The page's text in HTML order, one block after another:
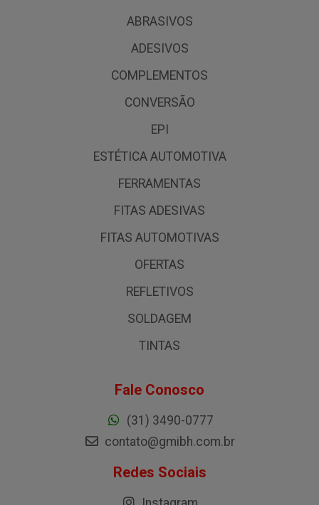
ABRASIVOS
ADESIVOS
COMPLEMENTOS
CONVERSÃO
EPI
ESTÉTICA AUTOMOTIVA
FERRAMENTAS
FITAS ADESIVAS
FITAS AUTOMOTIVAS
OFERTAS
REFLETIVOS
SOLDAGEM
TINTAS
Fale Conosco
(31) 3490-0777
contato@gmibh.com.br
Redes Sociais